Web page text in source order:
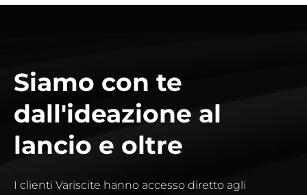
Siamo con te
dall'ideazione al
lancio e oltre
I clienti Variscite hanno accesso diretto agli